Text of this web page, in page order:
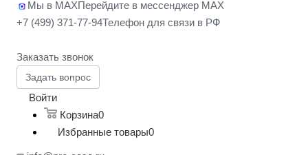
Мы в MAXПерейдите в мессенджер MAX
+7 (499) 371-77-94Телефон для связи в РФ
Заказать звонок
Задать вопрос
Войти
Корзина0
Избранные товары0